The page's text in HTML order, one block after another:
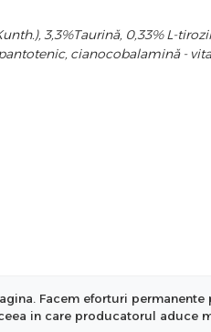
3,3%Taurină, 0,33% L-
cianocobalamină -
Facem eforturi
in care producatorul aduce